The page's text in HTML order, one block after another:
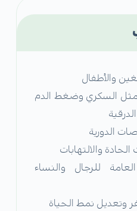
والأطفال
مثل السكري وضغط الدم
الدورية
والالتهابات
للرجال والنساء
وتعديل نمط الحياة